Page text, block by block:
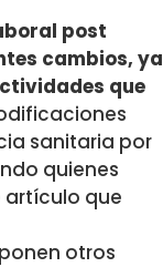
post
cambios, ya
que
sanitaria por
quienes
que
otros